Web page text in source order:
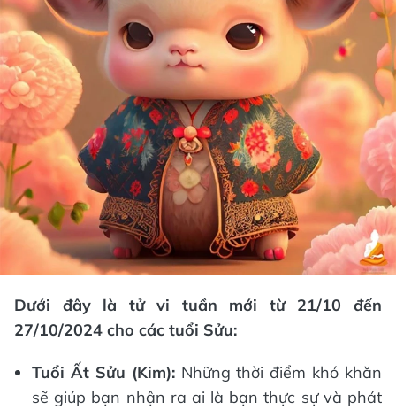
Dưới đây là tử vi tuần mới từ 21/10 đến
27/10/2024 cho các tuổi Sửu:
Tuổi Ất Sửu (Kim):Những thời điểm khó khăn
sẽ giúp bạn nhận ra ai là bạn thực sự và phát